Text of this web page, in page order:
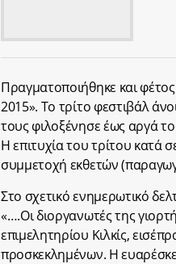
Πραγματοποιήθηκε και
2015». Το τρίτο φεστιβάλ
τους φιλοξένησε έως αργά
Η επιτυχία του τρίτου κατά
συμμετοχή εκθετών
Στο σχετικό ενημερωτικό
«….Οι διοργανωτές της
επιμελητηρίου Κιλκίς,
προσκεκλημένων. Η